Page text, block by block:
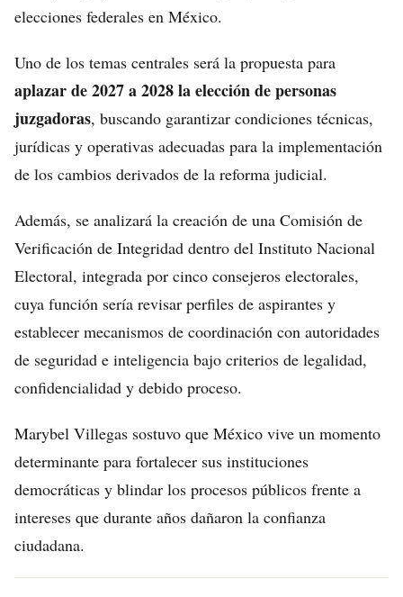
elecciones federales en México.
Uno de los temas centrales será la propuesta para
aplazar de 2027 a 2028 la elección de personas
juzgadoras, buscando garantizar condiciones técnicas,
jurídicas y operativas adecuadas para la implementación
de los cambios derivados de la reforma judicial.
Además, se analizará la creación de una Comisión de
Verificación de Integridad dentro del Instituto Nacional
Electoral, integrada por cinco consejeros electorales,
cuya función sería revisar perfiles de aspirantes y
establecer mecanismos de coordinación con autoridades
de seguridad e inteligencia bajo criterios de legalidad,
confidencialidad y debido proceso.
Marybel Villegas sostuvo que México vive un momento
determinante para fortalecer sus instituciones
democráticas y blindar los procesos públicos frente a
intereses que durante años dañaron la confianza
ciudadana.